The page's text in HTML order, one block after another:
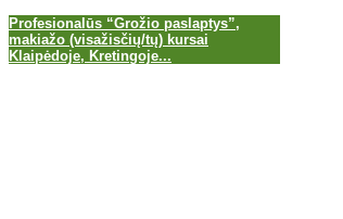
Profesionalūs “Grožio paslaptys”,
makiažo (visažisčių/tų) kursai
Klaipėdoje, Kretingoje...